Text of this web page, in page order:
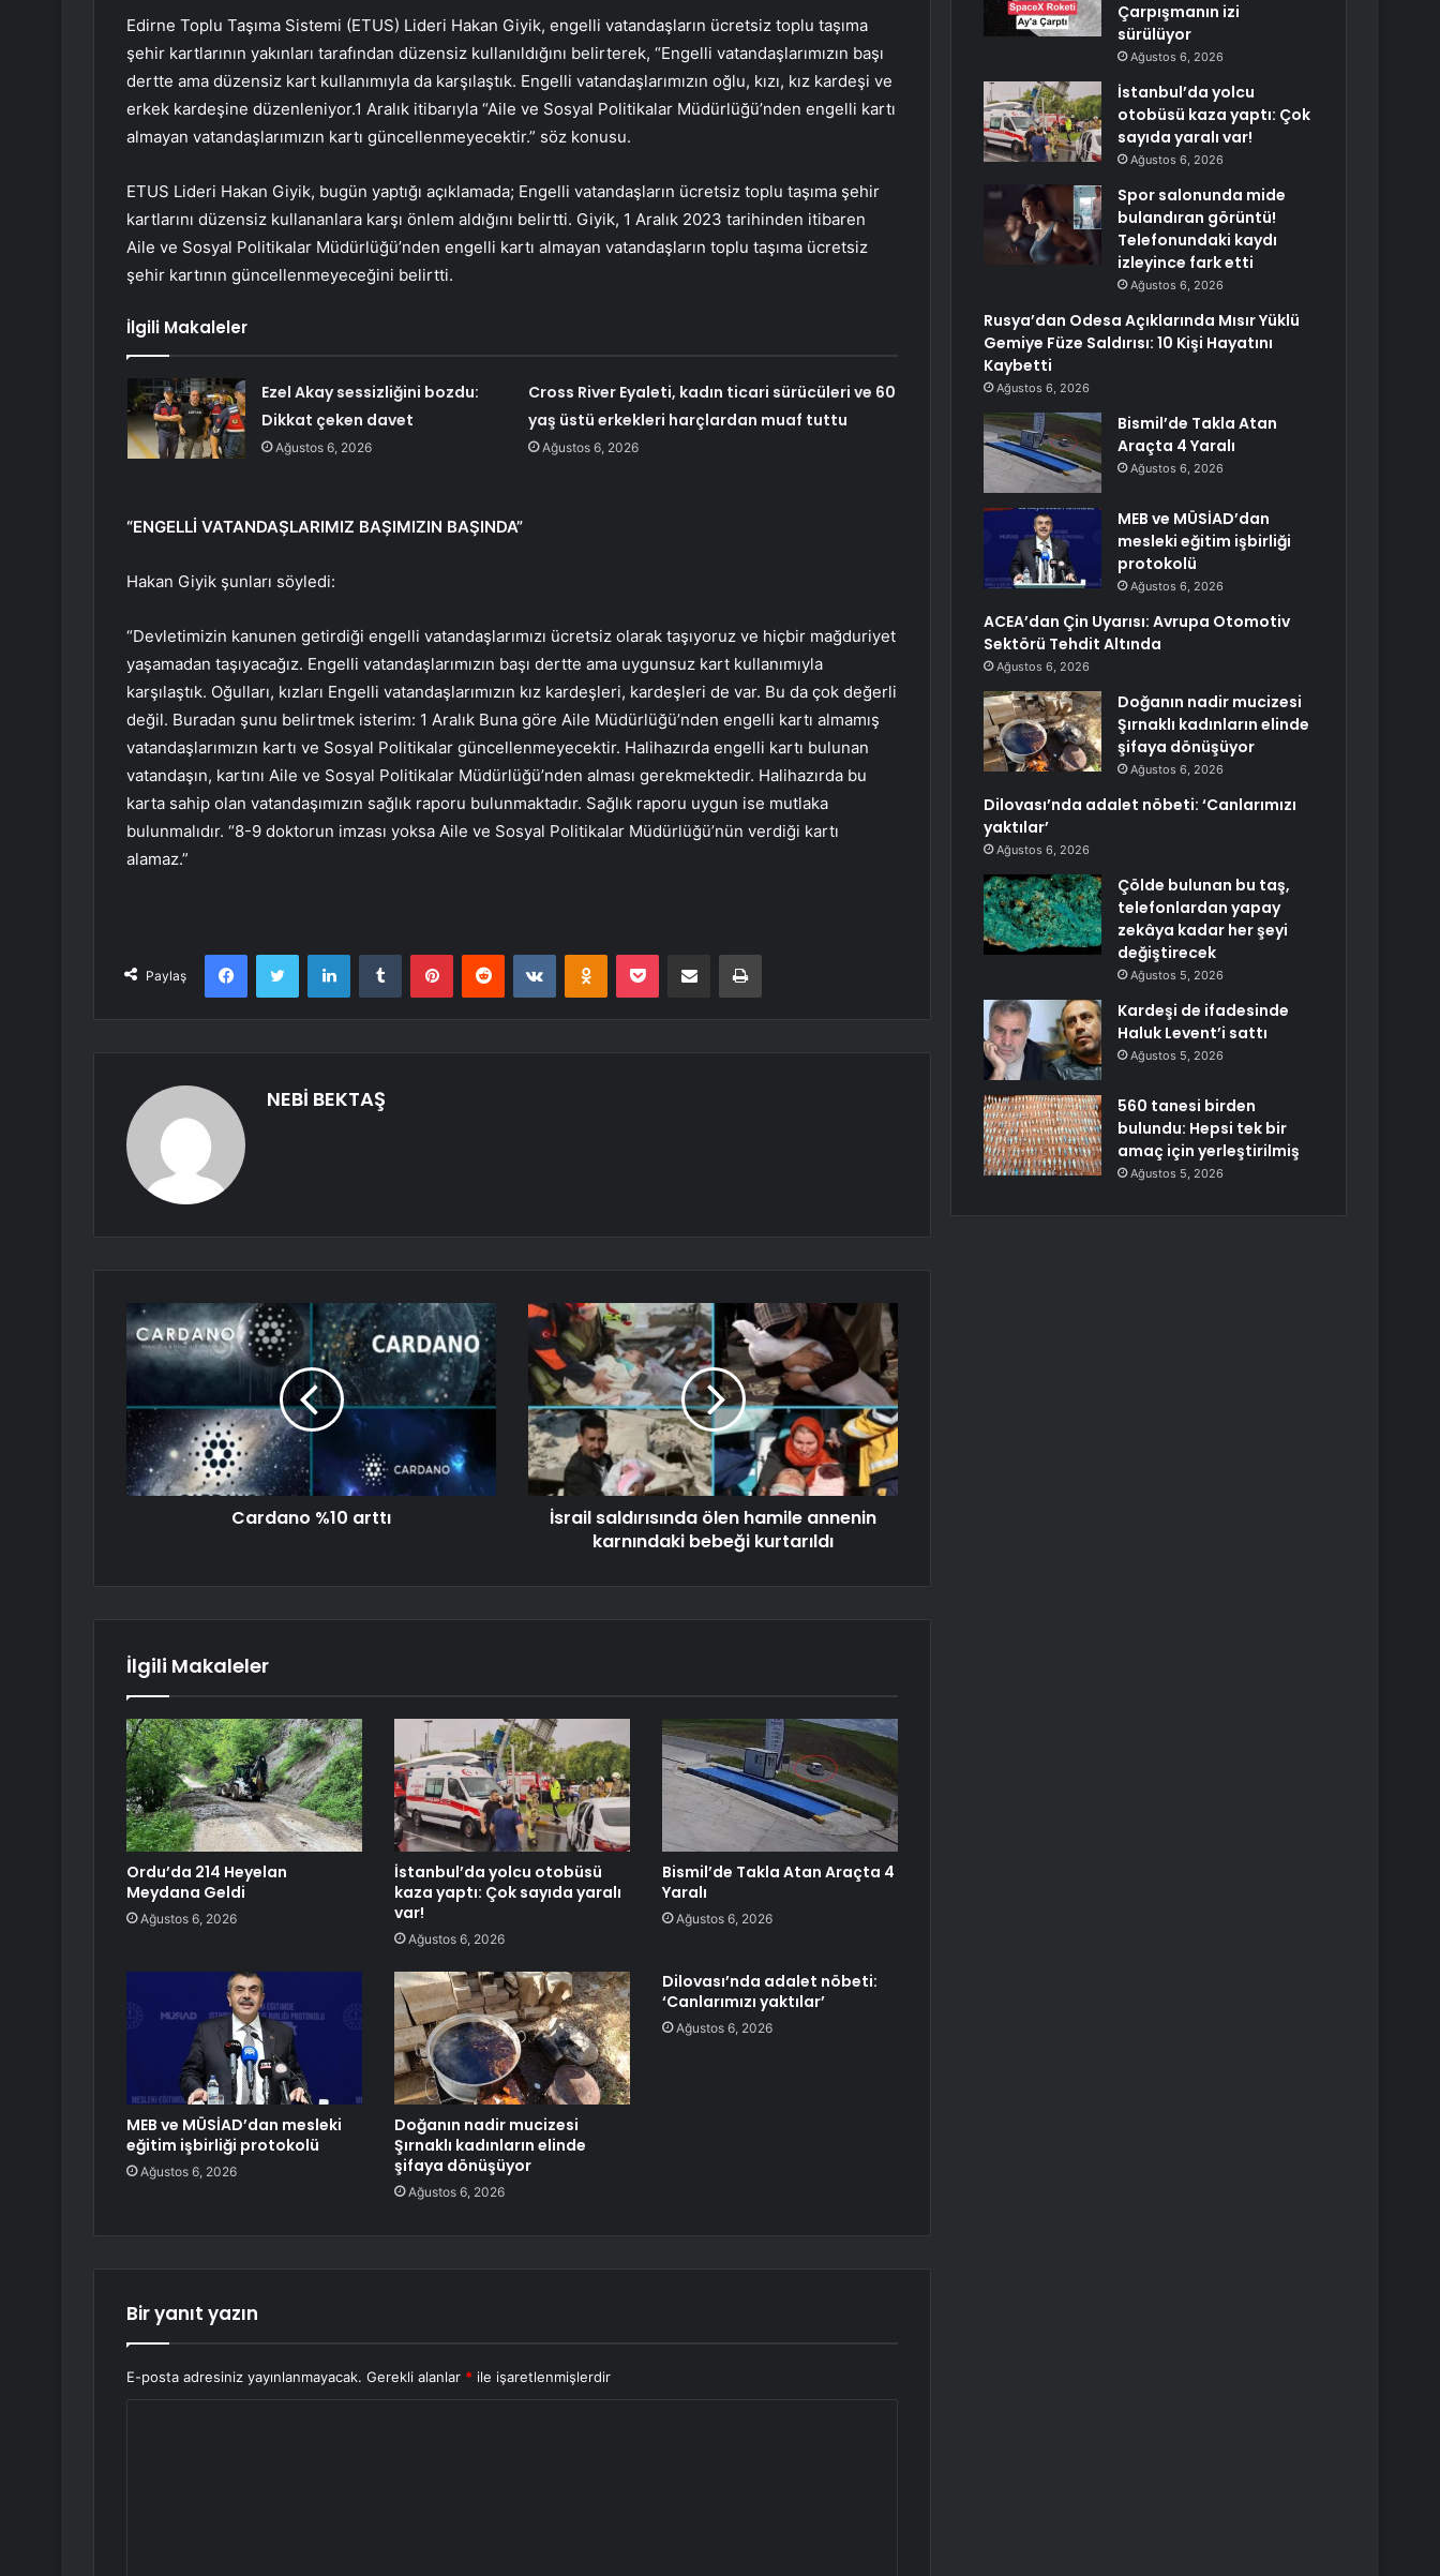
Edirne Toplu Taşıma Sistemi (ETUS) Lideri Hakan Giyik, engelli vatandaşların ücretsiz toplu taşıma
şehir kartlarının yakınları tarafından düzensiz kullanıldığını belirterek, “Engelli vatandaşlarımızın başı
dertte ama düzensiz kart kullanımıyla da karşılaştık. Engelli vatandaşlarımızın oğlu, kızı, kız kardeşi ve
erkek kardeşine düzenleniyor.1 Aralık itibarıyla “Aile ve Sosyal Politikalar Müdürlüğü’nden engelli kartı
almayan vatandaşlarımızın kartı güncellenmeyecektir.” söz konusu.
ETUS Lideri Hakan Giyik, bugün yaptığı açıklamada; Engelli vatandaşların ücretsiz toplu taşıma şehir
kartlarını düzensiz kullananlara karşı önlem aldığını belirtti. Giyik, 1 Aralık 2023 tarihinden itibaren
Aile ve Sosyal Politikalar Müdürlüğü’nden engelli kartı almayan vatandaşların toplu taşıma ücretsiz
şehir kartının güncellenmeyeceğini belirtti.
İlgili Makaleler
Ezel Akay sessizliğini bozdu:
Dikkat çeken davet
Ağustos 6, 2026
Cross River Eyaleti, kadın ticari sürücüleri ve 60
yaş üstü erkekleri harçlardan muaf tuttu
Ağustos 6, 2026
“ENGELLİ VATANDAŞLARIMIZ BAŞIMIZIN BAŞINDA”
Hakan Giyik şunları söyledi:
“Devletimizin kanunen getirdiği engelli vatandaşlarımızı ücretsiz olarak taşıyoruz ve hiçbir mağduriyet
yaşamadan taşıyacağız. Engelli vatandaşlarımızın başı dertte ama uygunsuz kart kullanımıyla
karşılaştık. Oğulları, kızları Engelli vatandaşlarımızın kız kardeşleri, kardeşleri de var. Bu da çok değerli
değil. Buradan şunu belirtmek isterim: 1 Aralık Buna göre Aile Müdürlüğü’nden engelli kartı almamış
vatandaşlarımızın kartı ve Sosyal Politikalar güncellenmeyecektir. Halihazırda engelli kartı bulunan
vatandaşın, kartını Aile ve Sosyal Politikalar Müdürlüğü’nden alması gerekmektedir. Halihazırda bu
karta sahip olan vatandaşımızın sağlık raporu bulunmaktadır. Sağlık raporu uygun ise mutlaka
bulunmalıdır. “8-9 doktorun imzası yoksa Aile ve Sosyal Politikalar Müdürlüğü’nün verdiği kartı
alamaz.”
Paylaş
FacebookTwitter LinkedInTumblr PinterestReddit VKontakteOdnoklassniki
Pocket E-Posta ile paylaş Yazdır
NEBİ BEKTAŞ
Cardano %10 arttı
İsrail saldırısında ölen hamile annenin
karnındaki bebeği kurtarıldı
İlgili Makaleler
Ordu’da 214 Heyelan
Meydana Geldi
Ağustos 6, 2026
İstanbul’da yolcu otobüsü
kaza yaptı: Çok sayıda yaralı
var!
Ağustos 6, 2026
Bismil’de Takla Atan Araçta 4
Yaralı
Ağustos 6, 2026
MEB ve MÜSİAD’dan mesleki
eğitim işbirliği protokolü
Ağustos 6, 2026
Doğanın nadir mucizesi
Şırnaklı kadınların elinde
şifaya dönüşüyor
Ağustos 6, 2026
Dilovası’nda adalet nöbeti:
‘Canlarımızı yaktılar’
Ağustos 6, 2026
Bir yanıt yazın
E-posta adresiniz yayınlanmayacak. Gerekli alanlar * ile işaretlenmişlerdir
Çarpışmanın izi
sürülüyor
Ağustos 6, 2026
İstanbul’da yolcu
otobüsü kaza yaptı: Çok
sayıda yaralı var!
Ağustos 6, 2026
Spor salonunda mide
bulandıran görüntü!
Telefonundaki kaydı
izleyince fark etti
Ağustos 6, 2026
Rusya’dan Odesa Açıklarında Mısır Yüklü
Gemiye Füze Saldırısı: 10 Kişi Hayatını
Kaybetti
Ağustos 6, 2026
Bismil’de Takla Atan
Araçta 4 Yaralı
Ağustos 6, 2026
MEB ve MÜSİAD’dan
mesleki eğitim işbirliği
protokolü
Ağustos 6, 2026
ACEA’dan Çin Uyarısı: Avrupa Otomotiv
Sektörü Tehdit Altında
Ağustos 6, 2026
Doğanın nadir mucizesi
Şırnaklı kadınların elinde
şifaya dönüşüyor
Ağustos 6, 2026
Dilovası’nda adalet nöbeti: ‘Canlarımızı
yaktılar’
Ağustos 6, 2026
Çölde bulunan bu taş,
telefonlardan yapay
zekâya kadar her şeyi
değiştirecek
Ağustos 5, 2026
Kardeşi de ifadesinde
Haluk Levent’i sattı
Ağustos 5, 2026
560 tanesi birden
bulundu: Hepsi tek bir
amaç için yerleştirilmiş
Ağustos 5, 2026